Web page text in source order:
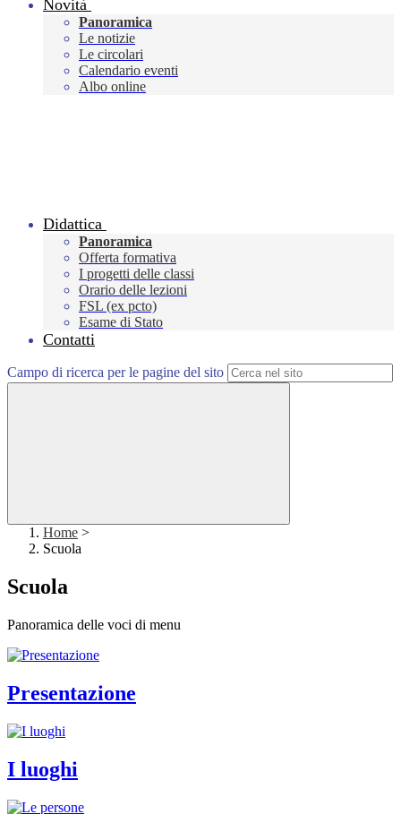
Novità
Panoramica
Le notizie
Le circolari
Calendario eventi
Albo online
Didattica
Panoramica
Offerta formativa
I progetti delle classi
Orario delle lezioni
FSL (ex pcto)
Esame di Stato
Contatti
Campo di ricerca per le pagine del sito
Home >
Scuola
Scuola
Panoramica delle voci di menu
Presentazione
I luoghi